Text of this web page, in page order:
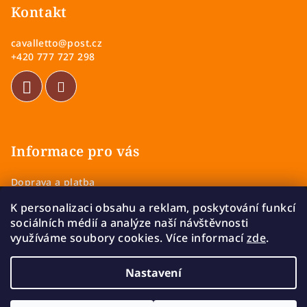
K personalizaci obsahu a reklam, poskytování funkcí
sociálních médií a analýze naší návštěvnosti
využíváme soubory cookies. Více informacízde.
Nastavení
Kontakt
cavalletto@post.cz
+420 777 727 298
Informace pro vás
Doprava a platba
Zásady ochrany osobních údajů
Vrácení a výměna zboží